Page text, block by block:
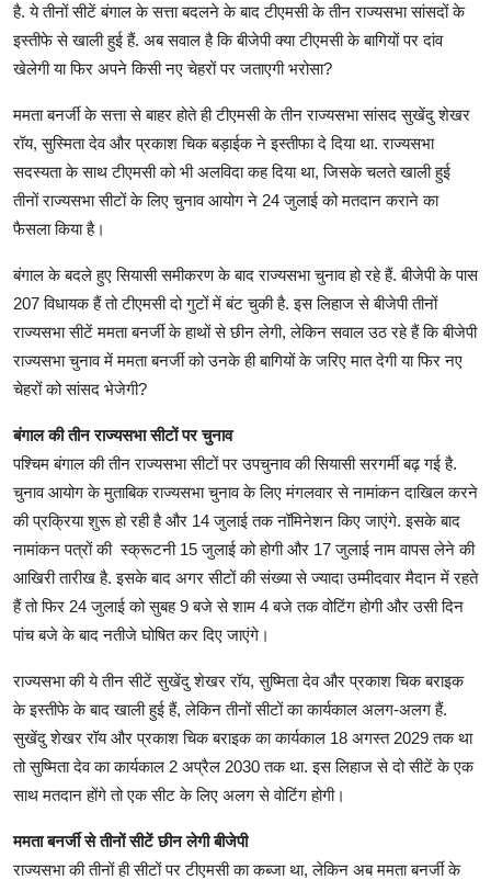
है. ये तीनों सीटें बंगाल के सत्ता बदलने के बाद टीएमसी के तीन राज्यसभा सांसदों के
इस्तीफे से खाली हुई हैं. अब सवाल है कि बीजेपी क्या टीएमसी के बागियों पर दांव
खेलेगी या फिर अपने किसी नए चेहरों पर जताएगी भरोसा?
ममता बनर्जी के सत्ता से बाहर होते ही टीएमसी के तीन राज्यसभा सांसद सुखेंदु शेखर
रॉय, सुस्मिता देव और प्रकाश चिक बड़ाईक ने इस्तीफा दे दिया था. राज्यसभा
सदस्यता के साथ टीएमसी को भी अलविदा कह दिया था, जिसके चलते खाली हुई
तीनों राज्यसभा सीटों के लिए चुनाव आयोग ने 24 जुलाई को मतदान कराने का
फैसला किया है।
बंगाल के बदले हुए सियासी समीकरण के बाद राज्यसभा चुनाव हो रहे हैं. बीजेपी के पास
207 विधायक हैं तो टीएमसी दो गुटों में बंट चुकी है. इस लिहाज से बीजेपी तीनों
राज्यसभा सीटें ममता बनर्जी के हाथों से छीन लेगी, लेकिन सवाल उठ रहे हैं कि बीजेपी
राज्यसभा चुनाव में ममता बनर्जी को उनके ही बागियों के जरिए मात देगी या फिर नए
चेहरों को सांसद भेजेगी?
बंगाल की तीन राज्यसभा सीटों पर चुनाव
पश्चिम बंगाल की तीन राज्यसभा सीटों पर उपचुनाव की सियासी सरगर्मी बढ़ गई है.
चुनाव आयोग के मुताबिक राज्यसभा चुनाव के लिए मंगलवार से नामांकन दाखिल करने
की प्रक्रिया शुरू हो रही है और 14 जुलाई तक नॉमिनेशन किए जाएंगे. इसके बाद
नामांकन पत्रों की स्क्रूटनी 15 जुलाई को होगी और 17 जुलाई नाम वापस लेने की
आखिरी तारीख है. इसके बाद अगर सीटों की संख्या से ज्यादा उम्मीदवार मैदान में रहते
हैं तो फिर 24 जुलाई को सुबह 9 बजे से शाम 4 बजे तक वोटिंग होगी और उसी दिन
पांच बजे के बाद नतीजे घोषित कर दिए जाएंगे।
राज्यसभा की ये तीन सीटें सुखेंदु शेखर रॉय, सुष्मिता देव और प्रकाश चिक बराइक
के इस्तीफे के बाद खाली हुई हैं, लेकिन तीनों सीटों का कार्यकाल अलग-अलग हैं.
सुखेंदु शेखर रॉय और प्रकाश चिक बराइक का कार्यकाल 18 अगस्त 2029 तक था
तो सुष्मिता देव का कार्यकाल 2 अप्रैल 2030 तक था. इस लिहाज से दो सीटें के एक
साथ मतदान होंगे तो एक सीट के लिए अलग से वोटिंग होगी।
ममता बनर्जी से तीनों सीटें छीन लेगी बीजेपी
राज्यसभा की तीनों ही सीटों पर टीएमसी का कब्जा था, लेकिन अब ममता बनर्जी के